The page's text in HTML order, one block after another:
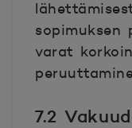
sopimuksen
varat
7.2